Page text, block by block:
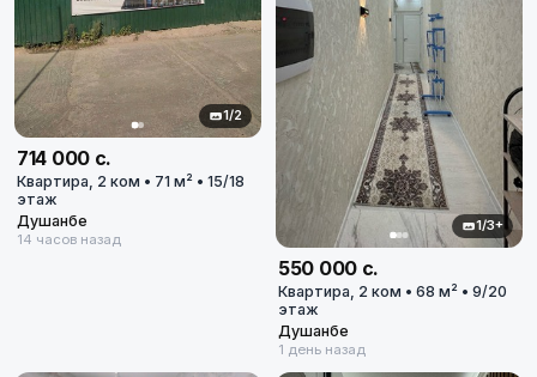
1/2
714 000 с.
Квартира, 2 ком • 71 м² • 15/18
этаж
Душанбе
14 часов назад
1/3+
550 000 с.
Квартира, 2 ком • 68 м² • 9/20
этаж
Душанбе
1 день назад